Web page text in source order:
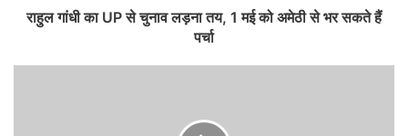
राहुल गांधी का UP से चुनाव लड़ना तय, 1 मई को अमेठी से भर सकते हैं
पर्चा